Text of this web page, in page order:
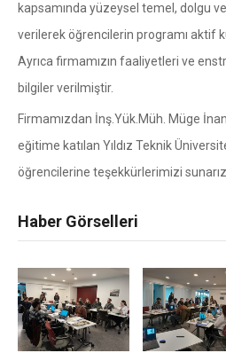
kapsamında yüzeysel temel, dolgu
verilerek öğrencilerin programı aktif
Ayrıca firmamızın faaliyetleri ve
bilgiler verilmiştir.
Firmamızdan İnş.Yük.Müh. Müge
eğitime katılan Yıldız Teknik
öğrencilerine teşekkürlerimizi sunarız.
Haber Görselleri